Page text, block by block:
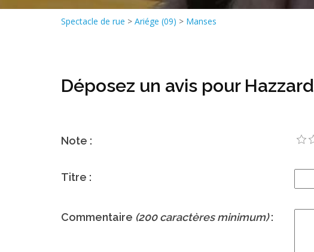
Spectacle de rue > Ariége (09) > Manses
Déposez un avis pour Hazzard
Note :
Titre :
Commentaire (200 caractères minimum):